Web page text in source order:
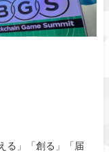
る」「創る」「届